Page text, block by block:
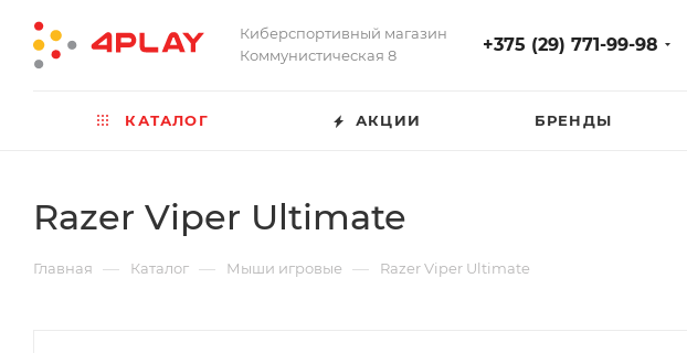
Киберспортивный магазин
Коммунистическая 8
+375 (29) 771-99-98
КАТАЛОГ АКЦИИ БРЕНДЫ
Razer Viper Ultimate
Главная — Каталог — Мыши игровые — Razer Viper Ultimate